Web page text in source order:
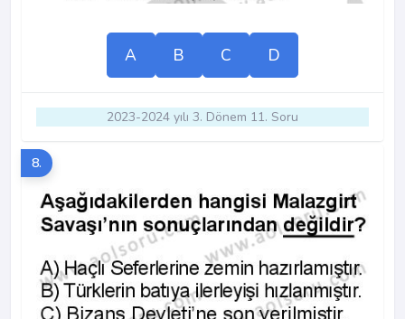
A B C D
2023-2024 yılı 3. Dönem 11. Soru
8.